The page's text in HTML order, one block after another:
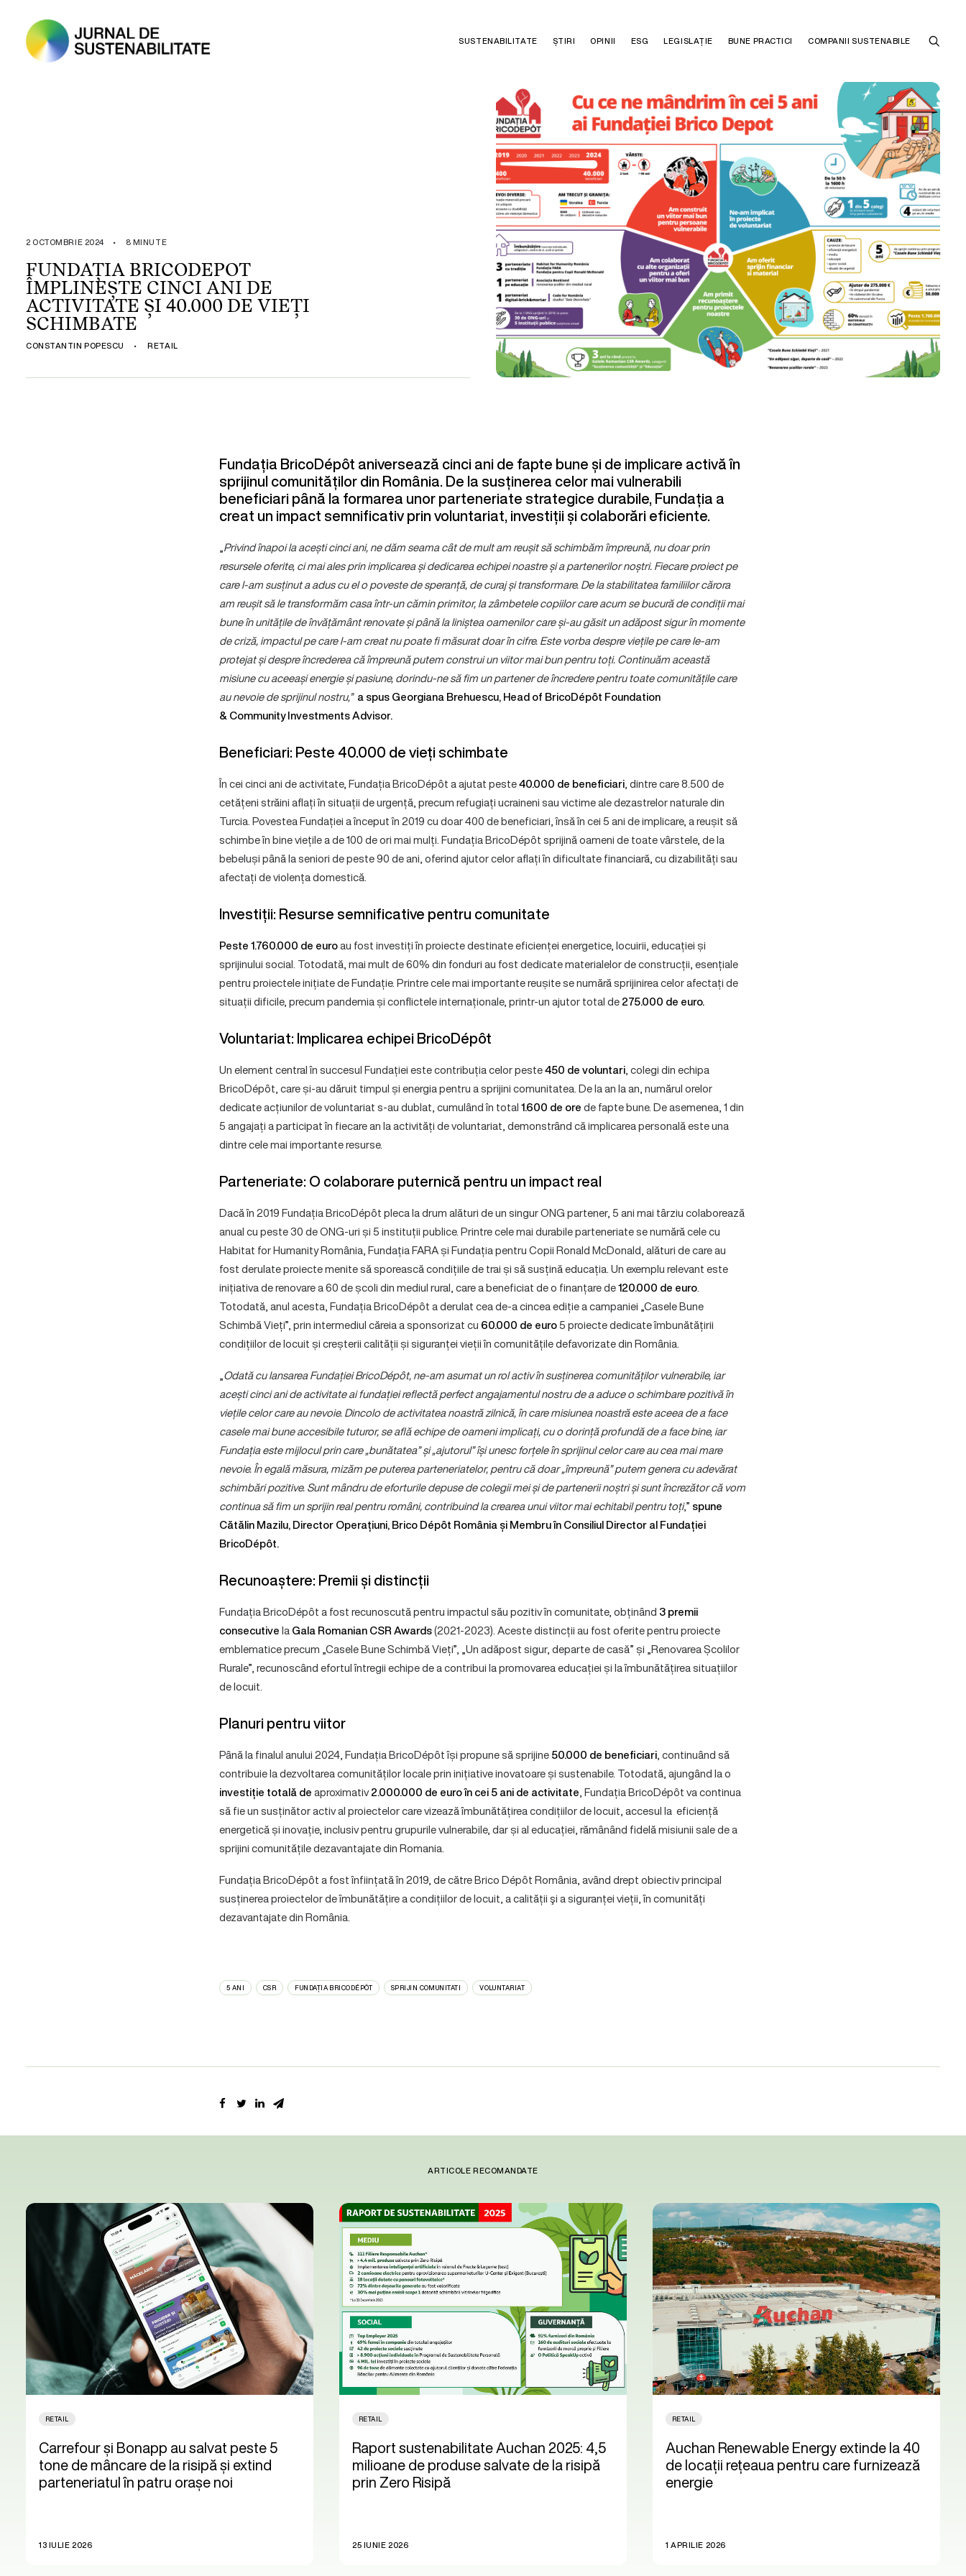
SUSTENABILITATE ȘTIRI OPINII ESG LEGISLAȚIE BUNE PRACTICI COMPANII SUSTENABILE
2 OCTOMBRIE 2024 • 8 MINUTE
FUNDAȚIA BRICODEPOT
ÎMPLINEȘTE CINCI ANI DE
ACTIVITATE ȘI 40.000 DE VIEȚI
SCHIMBATE
CONSTANTIN POPESCU • RETAIL
Fundația BricoDépôt aniversează cinci ani de fapte bune și de implicare activă în
sprijinul comunităților din România. De la susținerea celor mai vulnerabili
beneficiari până la formarea unor parteneriate strategice durabile, Fundația a
creat un impact semnificativ prin voluntariat, investiții și colaborări eficiente.
„Privind înapoi la acești cinci ani, ne dăm seama cât de mult am reușit să schimbăm împreună, nu doar prin
resursele oferite, ci mai ales prin implicarea și dedicarea echipei noastre și a partenerilor noștri. Fiecare proiect pe
care l-am susținut a adus cu el o poveste de speranță, de curaj și transformare. De la stabilitateafamiliilor cărora
am reușit să le transformăm casa într-un cămin primitor, la zâmbetele copiilor care acum se bucură de condiții mai
bune în unitățile de învățământ renovate și până la liniștea oamenilor care și-au găsit un adăpost sigur în momente
de criză, impactul pe care l-am creat nu poate fi măsurat doar în cifre. Este vorba despre viețile pe care le-am
protejat și despre încrederea că împreună putem construi un viitor mai bun pentru toți. Continuăm această
misiune cu aceeași energie și pasiune, dorindu-ne să fim un partener de încredere pentru toate comunitățile care
au nevoie de sprijinul nostru,” a spus Georgiana Brehuescu, Head of BricoDépôt Foundation
& Community Investments Advisor.
Beneficiari: Peste 40.000 de vieți schimbate
În cei cinci ani de activitate, Fundația BricoDépôt a ajutat peste40.000 de beneficiari, dintre care 8.500 de
cetățeni străini aflați în situații de urgență, precum refugiați ucraineni sau victime ale dezastrelor naturale din
Turcia. Povestea Fundației a început în 2019 cu doar 400 de beneficiari, însă în cei 5 ani de implicare, a reușit să
schimbe în bine viețile a de 100 de ori mai mulți. Fundația BricoDépôt sprijină oameni de toate vârstele, de la
bebeluși până la seniori de peste 90 de ani, oferind ajutor celor aflați în dificultate financiară, cu dizabilități sau
afectați de violența domestică.
Investiții: Resurse semnificative pentru comunitate
Peste 1.760.000 de euroau fost investiți în proiecte destinate eficienței energetice, locuirii, educației și
sprijinului social. Totodată, mai mult de 60% din fonduri au fost dedicate materialelor de construcții, esențiale
pentru proiectele inițiate de Fundație. Printre cele mai importante reușite se numără sprijinirea celor afectați de
situații dificile, precum pandemia și conflictele internaționale, printr-un ajutor total de275.000 de euro.
Voluntariat: Implicarea echipei BricoDépôt
Un element central în succesul Fundației este contribuția celor peste450 de voluntari, colegi din echipa
BricoDépôt, care și-au dăruit timpul și energia pentru a sprijini comunitatea. De la an la an, numărul orelor
dedicate acțiunilor de voluntariat s-au dublat, cumulând în total1.600 de orede fapte bune. De asemenea, 1 din
5 angajați a participat în fiecare an la activități de voluntariat, demonstrând că implicarea personală este una
dintre cele mai importante resurse.
Parteneriate: O colaborare puternică pentru un impact real
Dacă în 2019 Fundația BricoDépôt pleca la drum alături de un singur ONG partener, 5 ani mai târziu colaborează
anual cu peste 30 de ONG-uri și 5 instituții publice. Printre cele mai durabile parteneriate se numără cele cu
Habitat for Humanity România, Fundația FARA și Fundația pentru Copii Ronald McDonald, alături de care au
fost derulate proiecte menite să sporească condițiile de trai și să susțină educația. Un exemplu relevant este
inițiativa de renovare a 60 de școli din mediul rural, care a beneficiat de o finanțare de120.000 de euro.
Totodată, anul acesta, Fundația BricoDépôt a derulat cea de-a cincea ediție a campaniei „Casele Bune
Schimbă Vieți”, prin intermediul căreia a sponsorizat cu 60.000 de euro5 proiecte dedicate îmbunătățirii
condițiilor de locuit și creșterii calității și siguranței vieții în comunitățile defavorizate din România.
„Odată cu lansarea Fundației BricoDépôt, ne-am asumat un rol activ în susținerea comunităților vulnerabile, iar
acești cinci ani de activitate ai fundației reflectă perfect angajamentul nostru de a aduce o schimbare pozitivă în
viețile celor care au nevoie. Dincolo de activitatea noastră zilnică, în care misiunea noastră este aceea de a face
casele mai bune accesibile tuturor, se află echipe de oameni implicați, cu o dorință profundă de a face bine, iar
Fundația este mijlocul prin care „bunătatea” și „ajutorul” își unesc forțele în sprijinul celor care au cea mai mare
nevoie. În egală măsura, mizăm pe puterea parteneriatelor, pentru că doar „împreună” putem genera cu adevărat
schimbări pozitive. Sunt mândru de eforturile depuse de colegii mei și de partenerii noștri și sunt încrezător că vom
continua să fim un sprijin real pentru români, contribuind la crearea unui viitor mai echitabil pentru toți,” spune
Cătălin Mazilu, Director Operațiuni, Brico Dépôt România și Membru în Consiliul Director al Fundației
BricoDépôt.
Recunoaștere: Premii și distincții
Fundația BricoDépôt a fost recunoscută pentru impactul său pozitiv în comunitate, obținând 3 premii
consecutivelaGala Romanian CSR Awards(2021-2023). Aceste distincții au fost oferite pentru proiecte
emblematice precum „Casele Bune Schimbă Vieți”, „Un adăpost sigur, departe de casă” și „Renovarea Școlilor
Rurale”, recunoscând efortul întregii echipe de a contribui la promovarea educației și la îmbunătățirea situațiilor
de locuit.
Planuri pentru viitor
Până la finalul anului 2024, Fundația BricoDépôt își propune să sprijine50.000 de beneficiari, continuând să
contribuie la dezvoltarea comunităților locale prin inițiative inovatoare și sustenabile. Totodată, ajungând la o
investiție totală deaproximativ2.000.000 de euro în cei 5 ani de activitate, Fundația BricoDépôt va continua
să fie un susținător activ al proiectelor care vizează îmbunătățirea condițiilor de locuit, accesul la eficiență
energetică și inovație, inclusiv pentru grupurile vulnerabile, dar și al educației, rămânând fidelă misiunii sale de a
sprijini comunitățile dezavantajate din Romania.
Fundația BricoDépôt a fost înființată în 2019, de către Brico Dépôt România, având drept obiectiv principal
susținerea proiectelor de îmbunătățire a condițiilor de locuit, a calității şi a siguranței vieții, în comunități
dezavantajate din România.
5 ANI CSR FUNDAȚIA BRICODÉPÔT SPRIJIN COMUNITATI VOLUNTARIAT
ARTICOLE RECOMANDATE
RETAIL
Carrefour și Bonapp au salvat peste 5
tone de mâncare de la risipă și extind
parteneriatul în patru orașe noi
13 IULIE 2026
RETAIL
Raport sustenabilitate Auchan 2025: 4,5
milioane de produse salvate de la risipă
prin Zero Risipă
25 IUNIE 2026
RETAIL
Auchan Renewable Energy extinde la 40
de locații rețeaua pentru care furnizează
energie
1 APRILIE 2026